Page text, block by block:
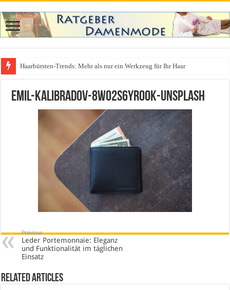
Haarbürsten-Trends: Mehr als nur ein Werkzeug für Ihr Haar
Was zieht man auf ein Festival an? Dein ultimativer Styleguide für die
emil-kalibradov-8WO2s6Yr0Ok-unsplash
Previous
Leder Portemonnaie: Eleganz
und Funktionalität im täglichen
Einsatz
Related Articles